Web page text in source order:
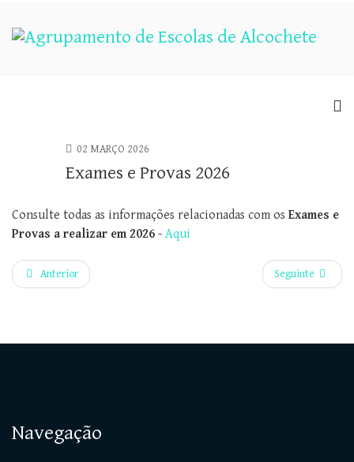
02 MARÇO 2026
Exames e Provas 2026
Consulte todas as informações relacionadas com os Exames e
Provas a realizar em 2026 - Aqui
Anterior Seguinte
Navegação